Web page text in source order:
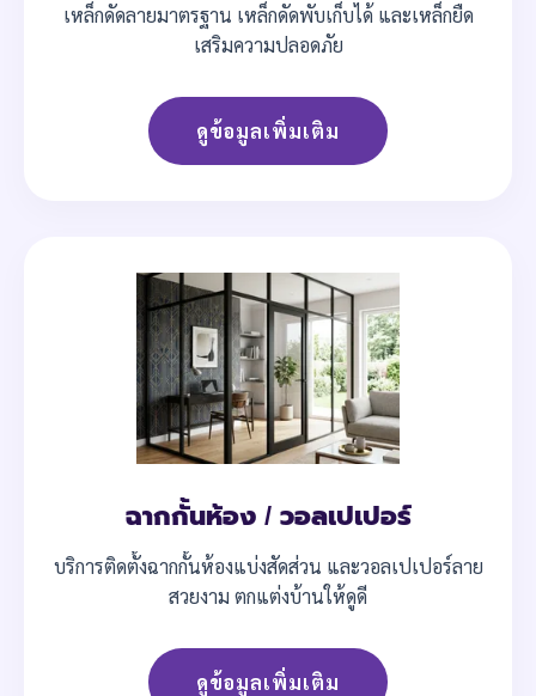
เหล็กดัดลายมาตรฐาน เหล็กดัดพับเก็บได้ และเหล็กยืด
เสริมความปลอดภัย
ดูข้อมูลเพิ่มเติม
ฉากกั้นห้อง / วอลเปเปอร์
บริการติดตั้งฉากกั้นห้องแบ่งสัดส่วน และวอลเปเปอร์ลาย
สวยงาม ตกแต่งบ้านให้ดูดี
ดูข้อมูลเพิ่มเติม